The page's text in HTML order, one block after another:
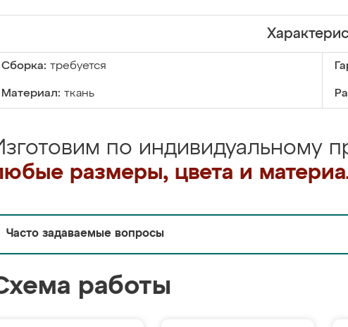
Сборка: требуется
Материал: ткань
по индивидуальному
размеры, цвета и
Часто задаваемые вопросы
работы